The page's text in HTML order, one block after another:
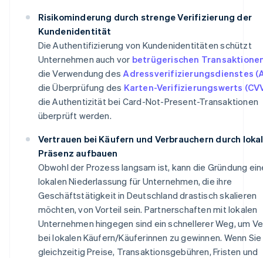
Risikominderung durch strenge Verifizierung der
Kundenidentität
Die Authentifizierung von Kundenidentitäten schützt
Unternehmen auch vor betrügerischen
die Verwendung des Adressverifizierungsdienstes
die Überprüfung des Karten-Verifizierungswerts
die Authentizität bei Card-Not-Present-Transaktionen
überprüft werden.
Vertrauen bei Käufern und Verbrauchern durch
Präsenz aufbauen
Obwohl der Prozess langsam ist, kann die Gründung
lokalen Niederlassung für Unternehmen, die ihre
Geschäftstätigkeit in Deutschland drastisch skalieren
möchten, von Vorteil sein. Partnerschaften mit lokalen
Unternehmen hingegen sind ein schnellerer Weg, um
bei lokalen Käufern/Käuferinnen zu gewinnen. Wenn Sie
gleichzeitig Preise, Transaktionsgebühren, Fristen und